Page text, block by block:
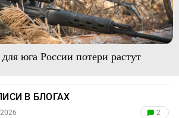
юга России потери растут
В БЛОГАХ
2